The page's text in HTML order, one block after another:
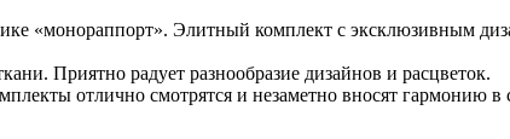
«монораппорт». Элитный комплект с эксклюзивным
Приятно радует разнообразие дизайнов и расцветок.
отлично смотрятся и незаметно вносят гармонию